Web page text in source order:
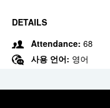
DETAILS
Attendance: 68
사용 언어: 영어